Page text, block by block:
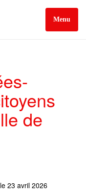
Menu
de
23 avril 2026